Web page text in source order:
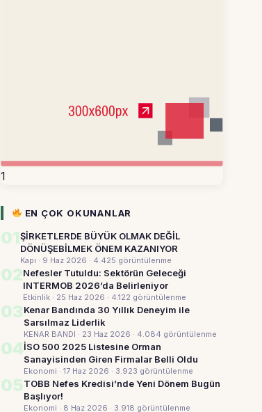
1
EN ÇOK OKUNANLAR
01ŞİRKETLERDE BÜYÜK OLMAK DEĞİL
DÖNÜŞEBİLMEK ÖNEM KAZANIYOR
Kapı · 9 Haz 2026 · 4.425 görüntülenme
02Nefesler Tutuldu: Sektörün Geleceği
INTERMOB 2026’da Belirleniyor
Etkinlik · 25 Haz 2026 · 4.122 görüntülenme
03Kenar Bandında 30 Yıllık Deneyim ile
Sarsılmaz Liderlik
KENAR BANDI · 23 Haz 2026 · 4.084 görüntülenme
04İSO 500 2025 Listesine Orman
Sanayisinden Giren Firmalar Belli Oldu
Ekonomi · 17 Haz 2026 · 3.923 görüntülenme
05TOBB Nefes Kredisi’nde Yeni Dönem Bugün
Başlıyor!
Ekonomi · 8 Haz 2026 · 3.918 görüntülenme